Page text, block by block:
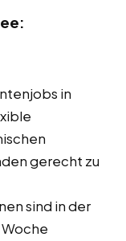
in
gerecht zu
sind in der